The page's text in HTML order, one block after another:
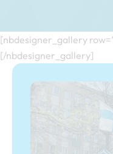
[nbdesigner_gallery
[/nbdesigner_gallery]